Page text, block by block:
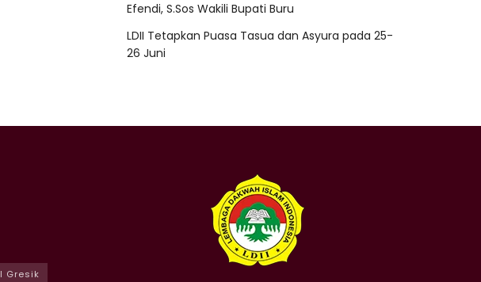
Efendi, S.Sos Wakili Bupati Buru
LDII Tetapkan Puasa Tasua dan Asyura pada 25-
26 Juni
Gresik